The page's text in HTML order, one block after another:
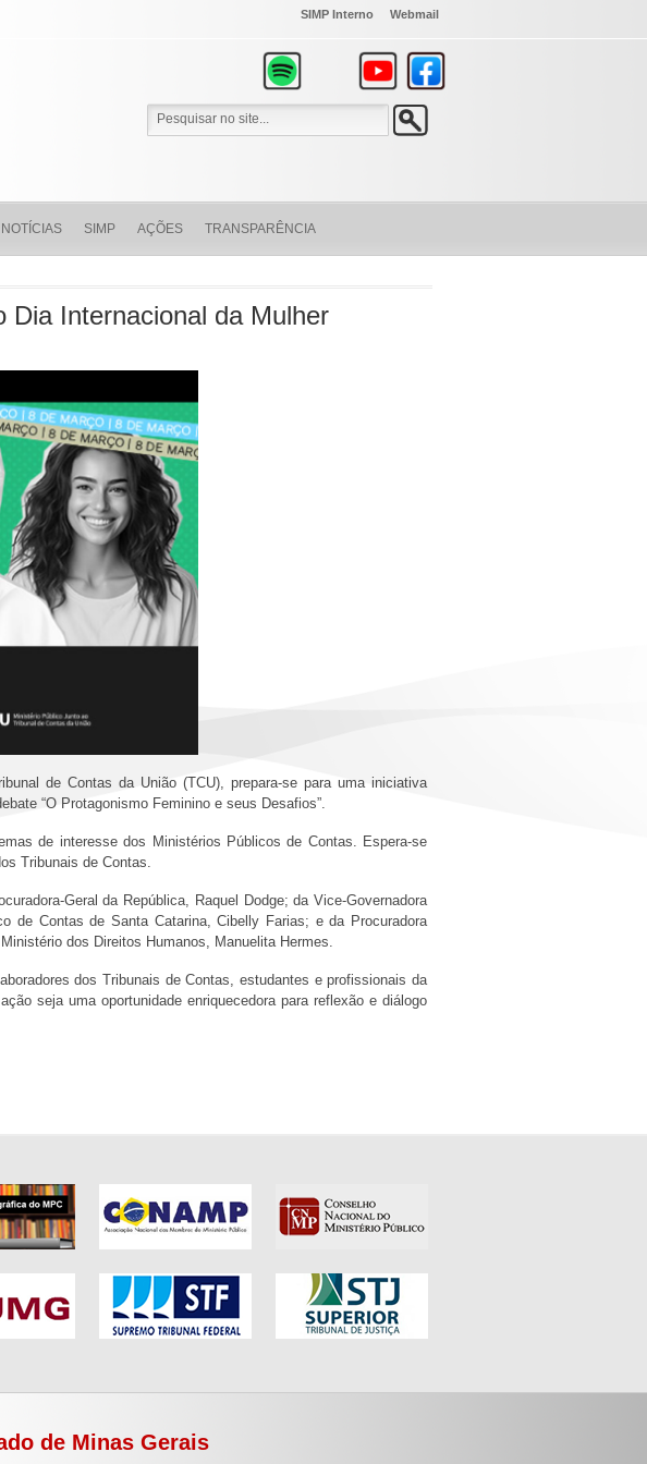
SIMP Interno Webmail
SIMP AÇÕES TRANSPARÊNCIA
Dia Internacional da Mulher
de Contas da União (TCU), prepara-se para uma iniciativa
“O Protagonismo Feminino e seus Desafios”.
de interesse dos Ministérios Públicos de Contas. Espera-se
Tribunais de Contas.
Geral da República, Raquel Dodge; da Vice-Governadora
de Contas de Santa Catarina, Cibelly Farias; e da Procuradora
dos Direitos Humanos, Manuelita Hermes.
dos Tribunais de Contas, estudantes e profissionais da
seja uma oportunidade enriquecedora para reflexão e diálogo
de Minas Gerais